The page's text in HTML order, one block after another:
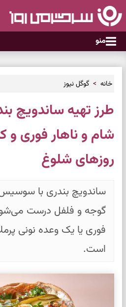
منو
خانه گوگل نیوز
طرز تهیه ساندویچ
شام و ناهار فوری و
روزهای شلوغ
ساندویچ بندری با
گوجه و فلفل درست
فوری یا یک وعده نونی
است.